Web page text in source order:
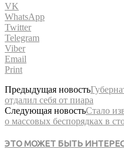
VK
WhatsApp
Twitter
Telegram
Viber
Email
Print
Предыдущая новость
отдалил себя от пиара
Следующая новостьСтало
о массовых беспорядках в
ЭТО МОЖЕТ БЫТЬ